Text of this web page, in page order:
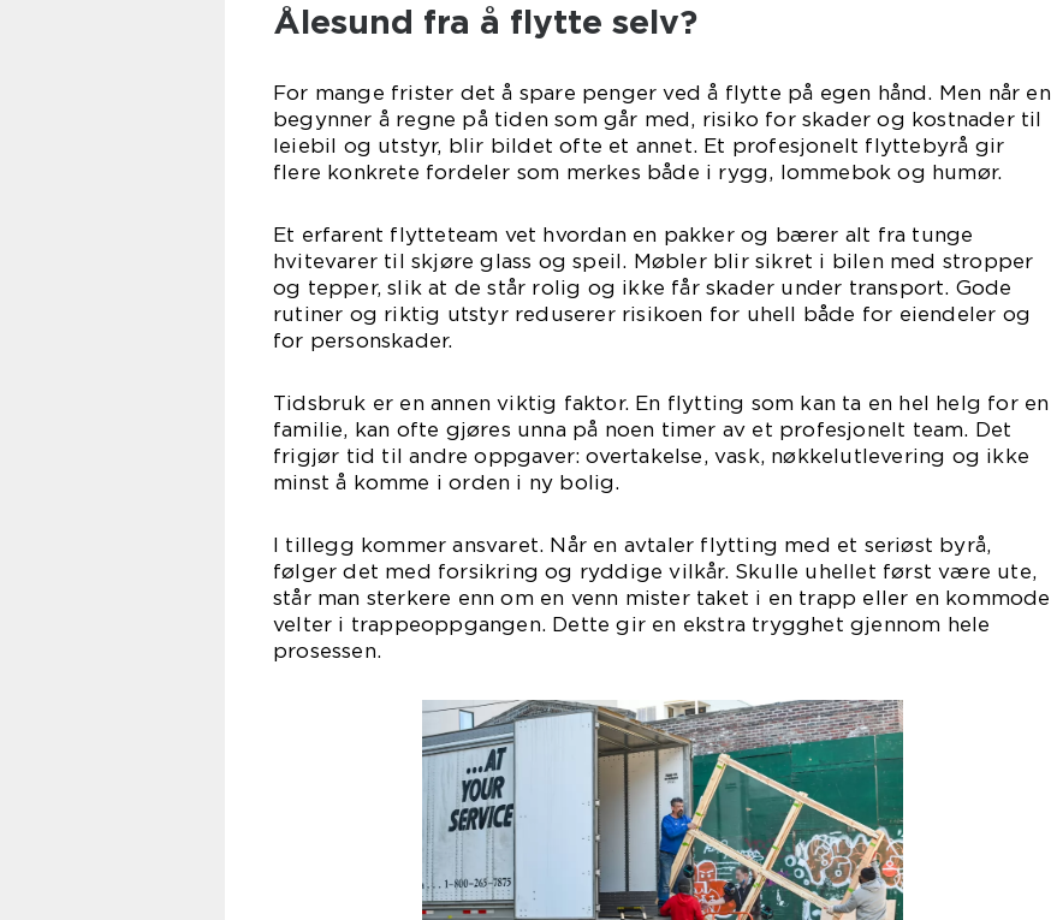
Ålesund fra å flytte selv?
For mange frister det å spare penger ved å flytte på egen hånd. Men når en
begynner å regne på tiden som går med, risiko for skader og kostnader til
leiebil og utstyr, blir bildet ofte et annet. Et profesjonelt flyttebyrå gir
flere konkrete fordeler som merkes både i rygg, lommebok og humør.
Et erfarent flytteteam vet hvordan en pakker og bærer alt fra tunge
hvitevarer til skjøre glass og speil. Møbler blir sikret i bilen med stropper
og tepper, slik at de står rolig og ikke får skader under transport. Gode
rutiner og riktig utstyr reduserer risikoen for uhell både for eiendeler og
for personskader.
Tidsbruk er en annen viktig faktor. En flytting som kan ta en hel helg for en
familie, kan ofte gjøres unna på noen timer av et profesjonelt team. Det
frigjør tid til andre oppgaver: overtakelse, vask, nøkkelutlevering og ikke
minst å komme i orden i ny bolig.
I tillegg kommer ansvaret. Når en avtaler flytting med et seriøst byrå,
følger det med forsikring og ryddige vilkår. Skulle uhellet først være ute,
står man sterkere enn om en venn mister taket i en trapp eller en kommode
velter i trappeoppgangen. Dette gir en ekstra trygghet gjennom hele
prosessen.